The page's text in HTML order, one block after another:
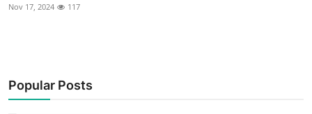
Nov 17, 2024 117
Popular Posts